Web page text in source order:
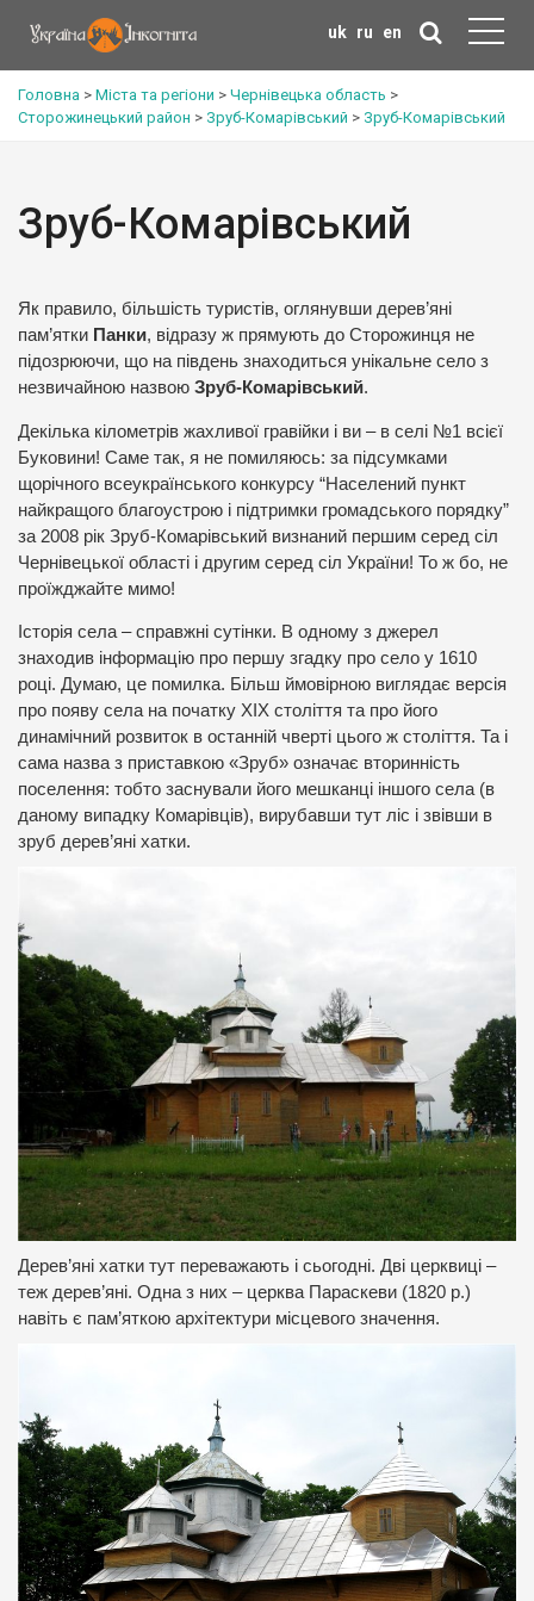
uk ru en
Головна > Міста та регіони > Чернівецька область >
Сторожинецький район > Зруб-Комарівський > Зруб-Комарівський
Зруб-Комарівський
Як правило, більшість туристів, оглянувши дерев’яні
пам’ятки Панки, відразу ж прямують до Сторожинця не
підозрюючи, що на південь знаходиться унікальне село з
незвичайною назвою Зруб-Комарівський.
Декілька кілометрів жахливої гравійки і ви – в селі №1 всієї
Буковини! Саме так, я не помиляюсь: за підсумками
щорічного всеукраїнського конкурсу “Населений пункт
найкращого благоустрою і підтримки громадського порядку”
за 2008 рік Зруб-Комарівський визнаний першим серед сіл
Чернівецької області і другим серед сіл України! То ж бо, не
проїжджайте мимо!
Історія села – справжні сутінки. В одному з джерел
знаходив інформацію про першу згадку про село у 1610
році. Думаю, це помилка. Більш ймовірною виглядає версія
про появу села на початку ХІХ століття та про його
динамічний розвиток в останній чверті цього ж століття. Та і
сама назва з приставкою «Зруб» означає вторинність
поселення: тобто заснували його мешканці іншого села (в
даному випадку Комарівців), вирубавши тут ліс і звівши в
зруб дерев’яні хатки.
Дерев’яні хатки тут переважають і сьогодні. Дві церквиці –
теж дерев’яні. Одна з них – церква Параскеви (1820 р.)
навіть є пам’яткою архітектури місцевого значення.